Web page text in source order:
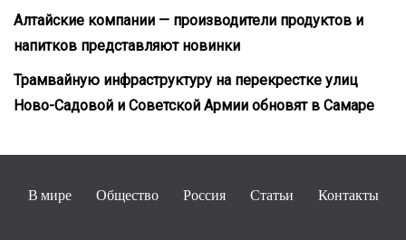
Алтайские компании — производители продуктов и
напитков представляют новинки
Трамвайную инфраструктуру на перекрестке улиц
Ново-Садовой и Советской Армии обновят в Самаре
В мире Общество Россия Статьи Контакты